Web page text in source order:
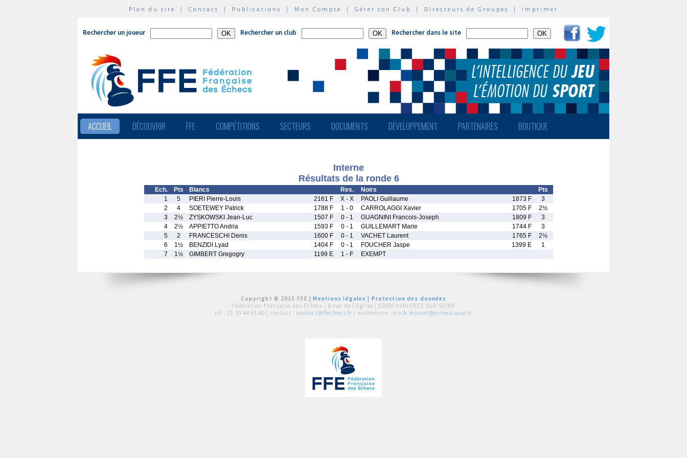
Plan du site | Contact | Publications | Mon Compte | Gérer son Club | Directeurs de Groupes | Imprimer
Rechercher un joueur Rechercher un club Rechercher dans le site
ACCUEIL DÉCOUVRIR FFE COMPÉTITIONS SECTEURS DOCUMENTS DÉVELOPPEMENT PARTENAIRES BOUTIQUE
Interne
Résultats de la ronde 6
Ech. Pts Blancs Res. Noirs
Pts
1
5 PIERI Pierre-Louis 2161 F X - X PAOLI Guillaume 1873 F
3
2
4 SOETEWEY Patrick 1788 F 1 - 0 CARROLAGGI Xavier 1705 F
2½
3
2½ ZYSKOWSKI Jean-Luc 1507 F 0 - 1 GUAGNINI Francois-Joseph 1809 F
3
4
2½ APPIETTO Andria 1593 F 0 - 1 GUILLEMART Marie 1744 F
3
5
2 FRANCESCHI Denis 1600 F 0 - 1 VACHET Laurent 1765 F
2½
6
1½ BENZIDI Lyad 1404 F 0 - 1 FOUCHER Jaspe 1399 E
1
7
1½ GIMBERT Gregogry 1199 E 1 - F EXEMPT
Copyright © 2015 FFE |Mentions légales
Protection des données
Fédération Française des Echecs | 6 rue de l'Eglise | 92600 ASNIERES SUR SEINE
tél : 01 39 44 65 80 | contact : contact@ffechecs.fr | webmestre : erick.mouret@echecs.asso.fr